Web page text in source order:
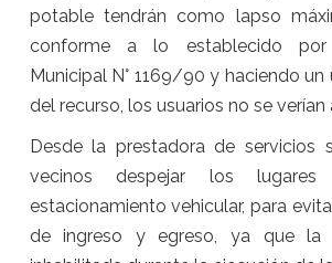
potable tendrán como lapso
conforme a lo establecido por
Municipal N° 1169/90 y haciendo
del recurso, los usuarios no se
Desde la prestadora de servicios
vecinos despejar los lugares
estacionamiento vehicular, para
de ingreso y egreso, ya que la